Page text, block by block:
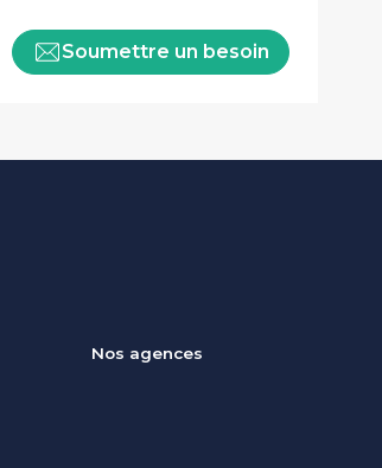
Soumettre un besoin
Nos agences